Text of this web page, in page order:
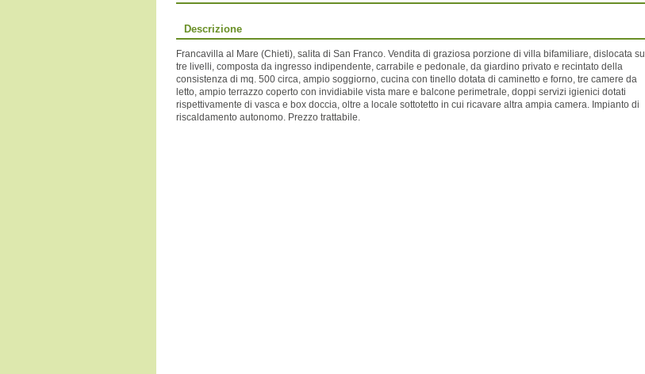
Descrizione
Francavilla al Mare (Chieti), salita di San Franco. Vendita di graziosa porzione di villa bifamiliare, dislocata su
tre livelli, composta da ingresso indipendente, carrabile e pedonale, da giardino privato e recintato della
consistenza di mq. 500 circa, ampio soggiorno, cucina con tinello dotata di caminetto e forno, tre camere da
letto, ampio terrazzo coperto con invidiabile vista mare e balcone perimetrale, doppi servizi igienici dotati
rispettivamente di vasca e box doccia, oltre a locale sottotetto in cui ricavare altra ampia camera. Impianto di
riscaldamento autonomo. Prezzo trattabile.